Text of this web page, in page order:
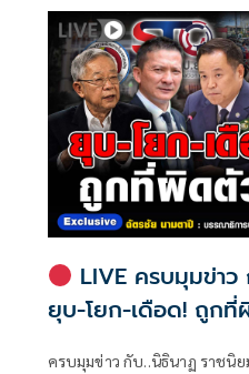
LIVE ครบมุมข่า
ยุบ-โยก-เดือด! ถูกที่
ครบมุมข่าว กับ..นิธินาฏ ราชนิ